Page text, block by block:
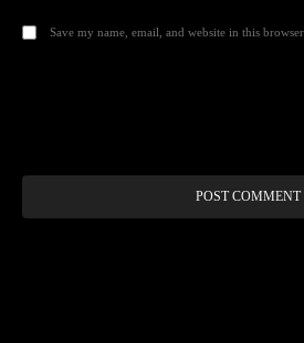
Save my name, email, and website in this